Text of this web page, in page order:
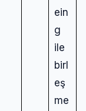
ein
g
ile
birl
eş
me